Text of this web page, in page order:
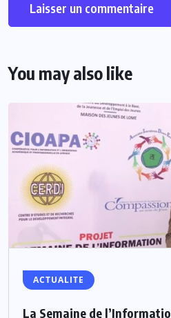
You may also like
ACTUALITE
La Semaine de